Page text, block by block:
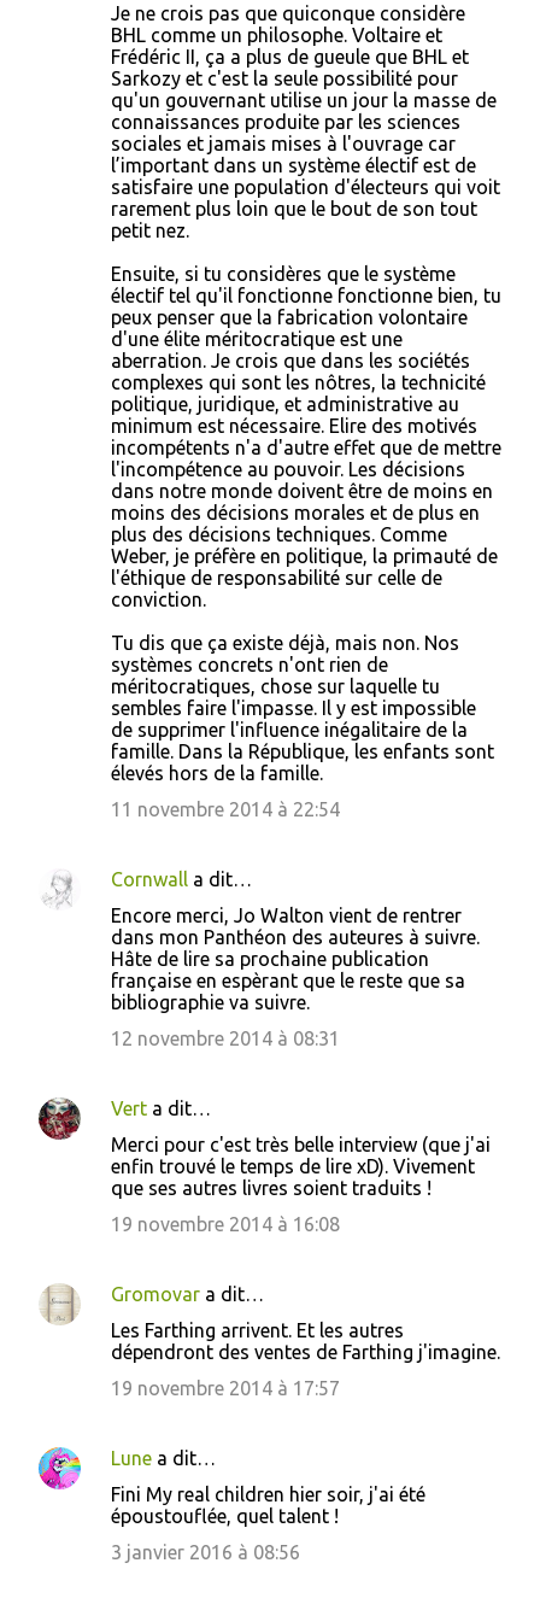
Je ne crois pas que quiconque considère
BHL comme un philosophe. Voltaire et
Frédéric II, ça a plus de gueule que BHL et
Sarkozy et c'est la seule possibilité pour
qu'un gouvernant utilise un jour la masse de
connaissances produite par les sciences
sociales et jamais mises à l'ouvrage car
l’important dans un système électif est de
satisfaire une population d'électeurs qui voit
rarement plus loin que le bout de son tout
petit nez.
Ensuite, si tu considères que le système
électif tel qu'il fonctionne fonctionne bien, tu
peux penser que la fabrication volontaire
d'une élite méritocratique est une
aberration. Je crois que dans les sociétés
complexes qui sont les nôtres, la technicité
politique, juridique, et administrative au
minimum est nécessaire. Elire des motivés
incompétents n'a d'autre effet que de mettre
l'incompétence au pouvoir. Les décisions
dans notre monde doivent être de moins en
moins des décisions morales et de plus en
plus des décisions techniques. Comme
Weber, je préfère en politique, la primauté de
l'éthique de responsabilité sur celle de
conviction.
Tu dis que ça existe déjà, mais non. Nos
systèmes concrets n'ont rien de
méritocratiques, chose sur laquelle tu
sembles faire l'impasse. Il y est impossible
de supprimer l'influence inégalitaire de la
famille. Dans la République, les enfants sont
élevés hors de la famille.
11 novembre 2014 à 22:54
Cornwall
a dit…
Encore merci, Jo Walton vient de rentrer
dans mon Panthéon des auteures à suivre.
Hâte de lire sa prochaine publication
française en espèrant que le reste que sa
bibliographie va suivre.
12 novembre 2014 à 08:31
Vert a dit…
Merci pour c'est très belle interview (que j'ai
enfin trouvé le temps de lire xD). Vivement
que ses autres livres soient traduits !
19 novembre 2014 à 16:08
Gromovar a dit…
Les Farthing arrivent. Et les autres
dépendront des ventes de Farthing j'imagine.
19 novembre 2014 à 17:57
Lune a dit…
Fini My real children hier soir, j'ai été
époustouflée, quel talent !
3 janvier 2016 à 08:56